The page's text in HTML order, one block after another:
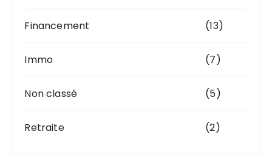
Financement (13)
Immo (7)
Non classé (5)
Retraite (2)